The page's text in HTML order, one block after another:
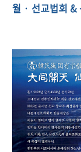
월 · 선교법회 &